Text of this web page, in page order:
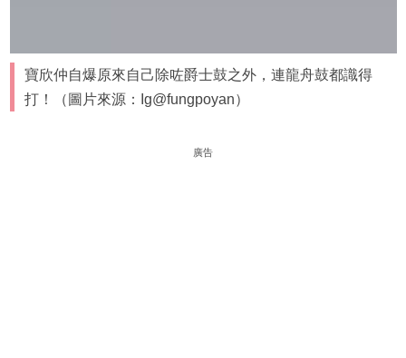
寶欣仲自爆原來自己除咗爵士鼓之外，連龍舟鼓都識得
打！（圖片來源：Ig@fungpoyan）
廣告